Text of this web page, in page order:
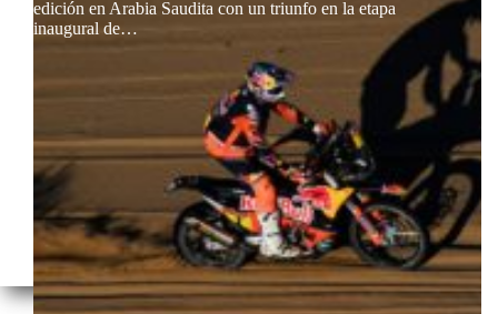
edición en Arabia Saudita con un triunfo en la etapa
inaugural de…